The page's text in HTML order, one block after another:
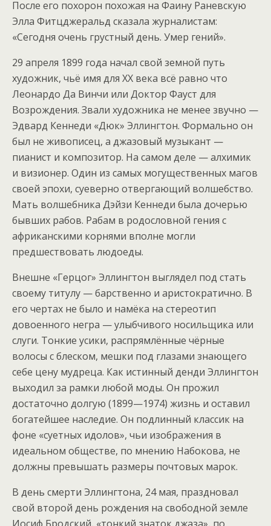
После его похорон похожая на Фаину Раневскую
Элла Фитцджеральд сказала журналистам:
«Сегодня очень грустный день. Умер гений».
29 апреля 1899 года начал свой земной путь
художник, чьё имя для XX века всё равно что
Леонардо Да Винчи или Доктор Фауст для
Возрождения. Звали художника не менее звучно —
Эдвард Кеннеди «Дюк» Эллингтон. Формально он
был не живописец, а джазовый музыкант —
пианист и композитор. На самом деле — алхимик
и визионер. Один из самых могущественных магов
своей эпохи, суеверно отвергающий волшебство.
Мать волшебника Дэйзи Кеннеди была дочерью
бывших рабов. Рабам в родословной гения с
африканскими корнями вполне могли
предшествовать людоеды.
Внешне «Герцог» Эллингтон выглядел под стать
своему титулу — барственно и аристократично. В
его чертах не было и намёка на стереотип
довоенного негра — улыбчивого носильщика или
слуги. Тонкие усики, распрямлённые чёрные
волосы с блеском, мешки под глазами знающего
себе цену мудреца. Как истинный денди Эллингтон
выходил за рамки любой моды. Он прожил
достаточно долгую (1899—1974) жизнь и оставил
богатейшее наследие. Он подлинный классик на
фоне «суетных идолов», чьи изображения в
идеальном обществе, по мнению Набокова, не
должны превышать размеры почтовых марок.
В день смерти Эллингтона, 24 мая, праздновал
свой второй день рождения на свободной земле